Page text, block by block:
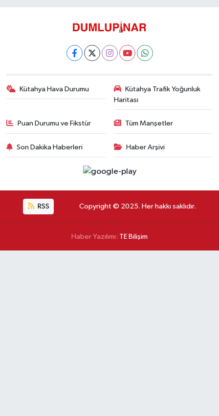
Kütahya Hava Durumu
Kütahya Trafik Yoğunluk
Haritası
Puan Durumu ve Fikstür Tüm Manşetler
Son Dakika Haberleri Haber Arşivi
RSS Copyright © 2025. Her hakkı saklıdır.
Haber Yazılımı: TE Bilişim